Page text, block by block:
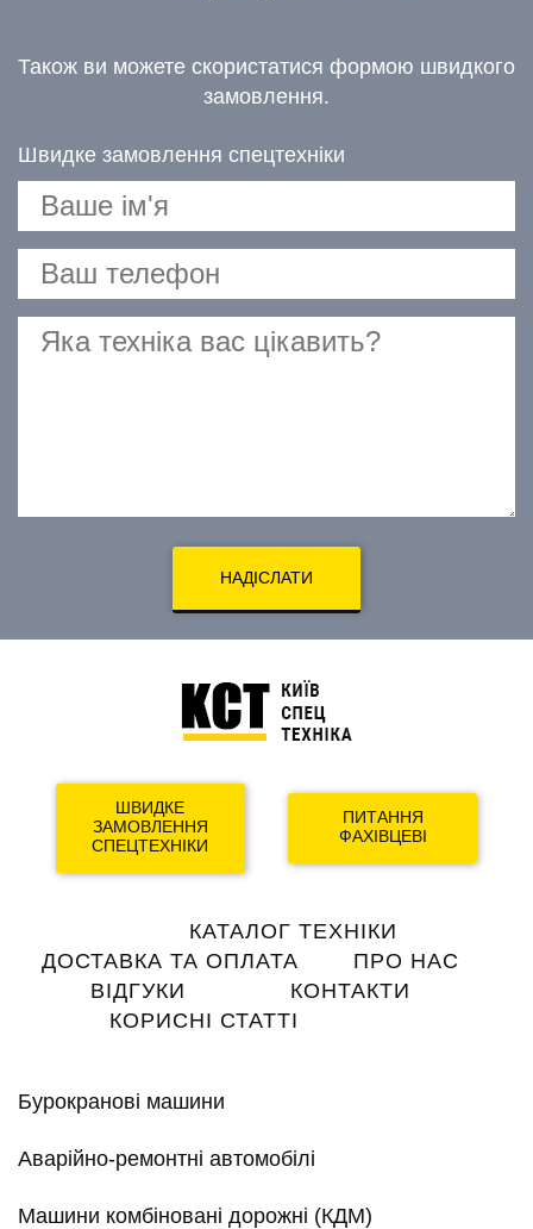
Також ви можете скористатися формою швидкого
замовлення.
Швидке замовлення спецтехніки
НАДІСЛАТИ
ШВИДКЕ
ЗАМОВЛЕННЯ
СПЕЦТЕХНІКИ
ПИТАННЯ
ФАХІВЦЕВІ
navigation
КАТАЛОГ ТЕХНІКИ
ДОСТАВКА ТА ОПЛАТА
ПРО НАС
ВІДГУКИ
КОНТАКТИ
КОРИСНІ СТАТТІ
Бурокранові машини
Аварійно-ремонтні автомобілі
Машини комбіновані дорожні (КДМ)